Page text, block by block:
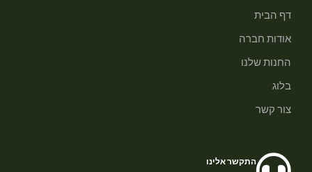
דף הבית
אודות חברה
החנות שלנו
בלוג
צור קשר
התקשר אלינו